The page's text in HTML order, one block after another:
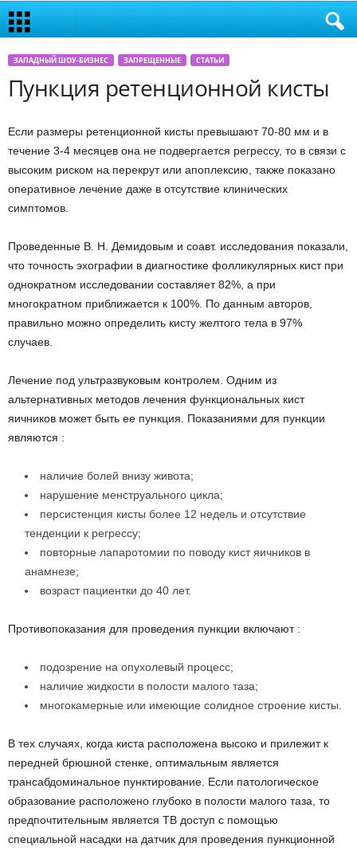
ЗАПАДНЫЙ ШОУ-БИЗНЕС ЗАПРЕЩЕННЫЕ СТАТЬИ
Пункция ретенционной кисты
Если размеры ретенционной кисты превышают 70-80 мм и в
течение 3-4 месяцев она не подвергается регрессу, то в связи с
высоким риском на перекрут или апоплексию, также показано
оперативное лечение даже в отсутствие клинических
симптомов.
Проведенные В. Н. Демидовым и соавт. исследования показали,
что точность эхографии в диагностике фолликулярных кист при
однократном исследовании составляет 82%, а при
многократном приближается к 100%. По данным авторов,
правильно можно определить кисту желтого тела в 97%
случаев.
Лечение под ультразвуковым контролем. Одним из
альтернативных методов лечения функциональных кист
яичников может быть ее пункция. Показаниями для пункции
являются :
наличие болей внизу живота;
нарушение менструального цикла;
персистенция кисты более 12 недель и отсутствие
тенденции к регрессу;
повторные лапаротомии по поводу кист яичников в
анамнезе;
возраст пациентки до 40 лет.
Противопоказания для проведения пункции включают :
подозрение на опухолевый процесс;
наличие жидкости в полости малого таза;
многокамерные или имеющие солидное строение кисты.
В тех случаях, когда киста расположена высоко и прилежит к
передней брюшной стенке, оптимальным является
трансабдоминальное пунктирование. Если патологическое
образование расположено глубоко в полости малого таза, то
предпочтительным является ТВ доступ с помощью
специальной насадки на датчик для проведения пункционной